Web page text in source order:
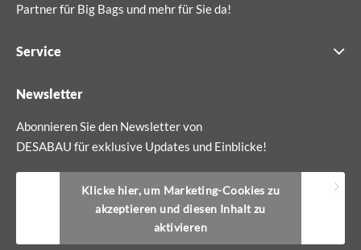
Partner für Big Bags und mehr für Sie da!
Service
Newsletter
Abonnieren Sie den Newsletter von
DESABAU für exklusive Updates und Einblicke!
Klicke hier, um Marketing-Cookies zu
akzeptieren und diesen Inhalt zu
aktivieren